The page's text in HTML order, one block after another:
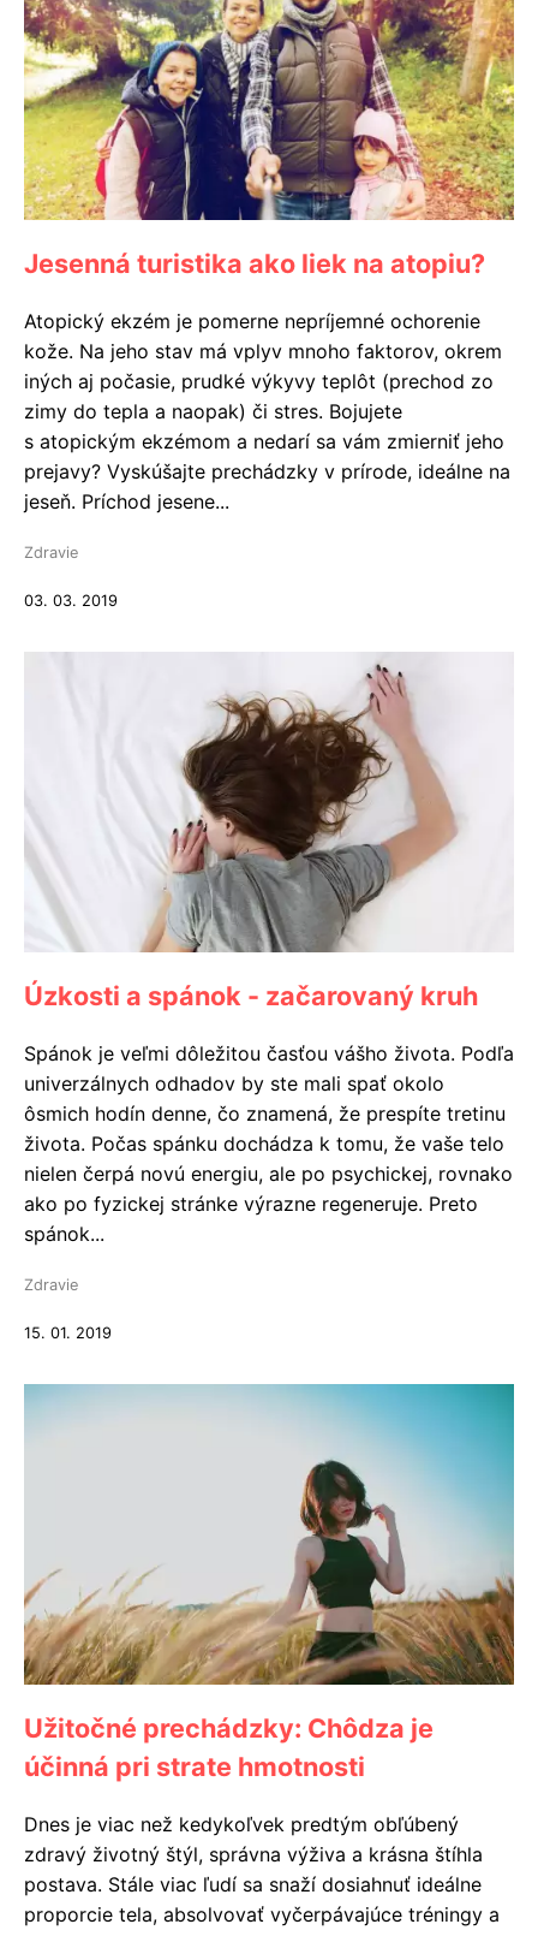
Jesenná turistika ako liek na atopiu?
Atopický ekzém je pomerne nepríjemné ochorenie
kože. Na jeho stav má vplyv mnoho faktorov, okrem
iných aj počasie, prudké výkyvy teplôt (prechod zo
zimy do tepla a naopak) či stres. Bojujete
s atopickým ekzémom a nedarí sa vám zmierniť jeho
prejavy? Vyskúšajte prechádzky v prírode, ideálne na
jeseň. Príchod jesene...
Zdravie
03. 03. 2019
Úzkosti a spánok - začarovaný kruh
Spánok je veľmi dôležitou časťou vášho života. Podľa
univerzálnych odhadov by ste mali spať okolo
ôsmich hodín denne, čo znamená, že prespíte tretinu
života. Počas spánku dochádza k tomu, že vaše telo
nielen čerpá novú energiu, ale po psychickej, rovnako
ako po fyzickej stránke výrazne regeneruje. Preto
spánok...
Zdravie
15. 01. 2019
Užitočné prechádzky: Chôdza je
účinná pri strate hmotnosti
Dnes je viac než kedykoľvek predtým obľúbený
zdravý životný štýl, správna výživa a krásna štíhla
postava. Stále viac ľudí sa snaží dosiahnuť ideálne
proporcie tela, absolvovať vyčerpávajúce tréningy a